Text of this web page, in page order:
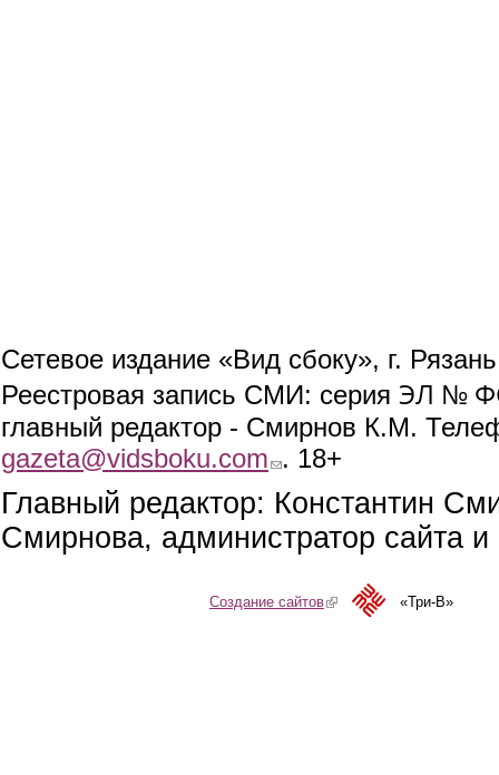
Сетевое издание «Вид сбоку», г.
Реестровая запись СМИ: серия ЭЛ №
главный редактор - Смирнов К.М.
gazeta@vidsboku.com (link sends e-mail)
. 18+
Главный редактор: Константин
Смирнова, администратор сайта
Создание сайтов(link is external)«Три-В»